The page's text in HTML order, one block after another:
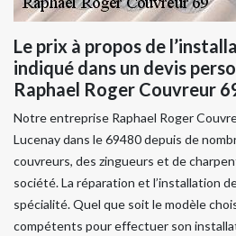
Le prix à propos de
indiqué dans un devis
Raphael Roger Couvreur
Notre entreprise Raphael Roger
Lucenay dans le 69480 depuis de
couvreurs, des zingueurs et de
société. La réparation et l’installation
spécialité. Quel que soit le modèle
compétents pour effectuer son